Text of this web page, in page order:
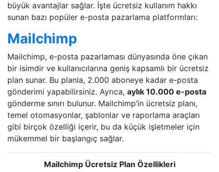
büyük avantajlar sağlar. İşte ücretsiz kullanım hakkı
sunan bazı popüler e-posta pazarlama platformları:
Mailchimp
Mailchimp, e-posta pazarlaması dünyasında öne çıkan
bir isimdir ve kullanıcılarına geniş kapsamlı bir ücretsiz
plan sunar. Bu planla, 2.000 aboneye kadar e-posta
gönderimi yapabilirsiniz. Ayrıca, aylık 10.000 e-posta
gönderme sınırı bulunur. Mailchimp’in ücretsiz planı,
temel otomasyonlar, şablonlar ve raporlama araçları
gibi birçok özelliği içerir, bu da küçük işletmeler için
mükemmel bir başlangıç sağlar.
Mailchimp Ücretsiz Plan Özellikleri